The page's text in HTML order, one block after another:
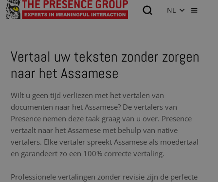
NL
Vertaal uw teksten zonder zorgen
naar het Assamese
Wilt u geen tijd verliezen met het vertalen van
documenten naar het Assamese? De vertalers van
Presence nemen deze taak graag van u over. Presence
vertaalt naar het Assamese met behulp van native
vertalers. Elke vertaler spreekt Assamese als moedertaal
en garandeert zo een 100% correcte vertaling.
Professionele vertalingen zonder revisie zijn de perfecte